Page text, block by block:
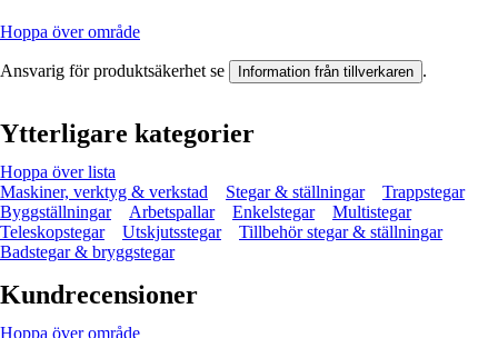
Hoppa över område
Ansvarig för produktsäkerhet se Information från tillverkaren .
Ytterligare kategorier
Hoppa över lista
Maskiner, verktyg & verkstad
Stegar & ställningar
Trappstegar
Byggställningar
Arbetspallar Enkelstegar
Multistegar
Teleskopstegar
Utskjutsstegar
Tillbehör stegar & ställningar
Badstegar & bryggstegar
Kundrecensioner
Hoppa över område